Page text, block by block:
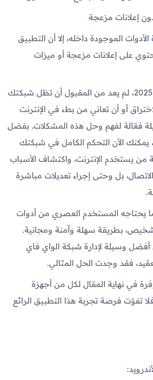
الموجودة داخله، إلا أن التطبيق
ولا يحتوي على إعلانات مزعجة أو ميزات
في النهاية في عام 2025، لم يعد من المقبول أن تظل شبكتك
أو أن تعاني من بطء في الإنترنت
فعّالة لفهم وحل هذه المشكلات. بفضل
يمكنك الآن التحكم الكامل في شبكتك
يستخدم الإنترنت، واكتشاف الأسباب
بل وحتى إجراء تعديلات مباشرة
يحتاجه المستخدم العصري من أدوات
بطريقة سهلة وآمنة ومجانية.
وسيلة لإدارة شبكة الواي فاي
فقد وجدت الحل المثالي.
في نهاية المقال لكل من أجهزة
فلا تفوّت فرصة تجربة هذا التطبيق الرائع